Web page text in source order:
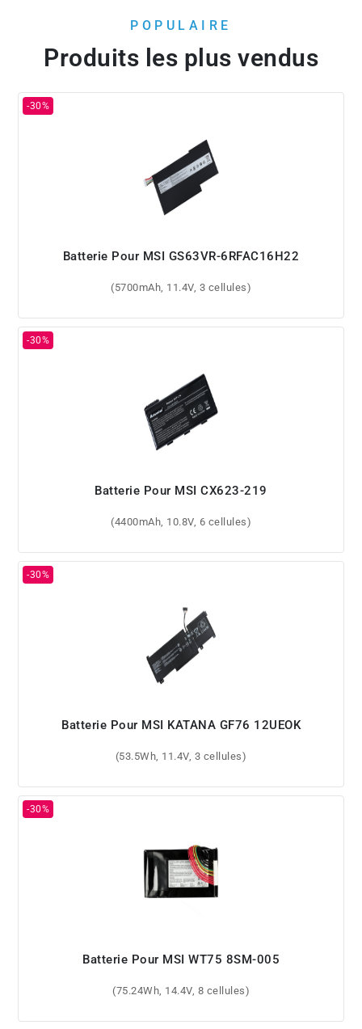
POPULAIRE
Produits les plus vendus
Batterie Pour MSI GS63VR-6RFAC16H22
(5700mAh, 11.4V, 3 cellules)
Batterie Pour MSI CX623-219
(4400mAh, 10.8V, 6 cellules)
Batterie Pour MSI KATANA GF76 12UEOK
(53.5Wh, 11.4V, 3 cellules)
Batterie Pour MSI WT75 8SM-005
(75.24Wh, 14.4V, 8 cellules)